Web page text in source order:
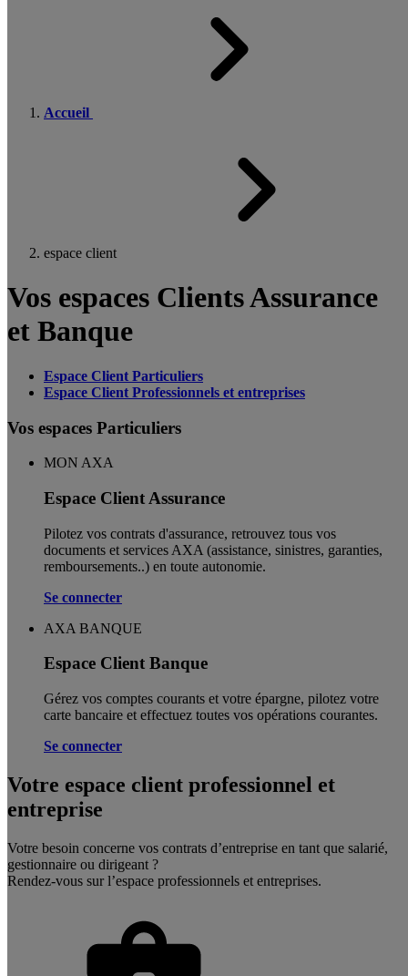
Accueil
espace client
Vos espaces Clients Assurance
et Banque
Espace Client Particuliers
Espace Client Professionnels et entreprises
Vos espaces Particuliers
MON AXA
Espace Client Assurance
Pilotez vos contrats d'assurance, retrouvez tous vos
documents et services AXA (assistance, sinistres, garanties,
remboursements..) en toute autonomie. ​
Se connecter
AXA BANQUE
Espace Client Banque
Gérez vos comptes courants et votre épargne, pilotez votre
carte bancaire et effectuez toutes vos opérations courantes.
Se connecter
Votre espace client professionnel et
entreprise
Votre besoin concerne vos contrats d’entreprise en tant que salarié,
gestionnaire ou dirigeant ?
Rendez-vous sur l’espace professionnels et entreprises.